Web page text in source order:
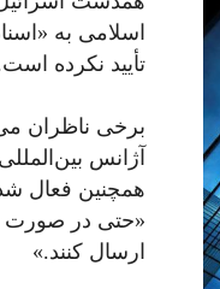
اسلامی به
تأیید نکرده
برخی ناظران
آژانس
همچنین فعال
«حتی در صورت
ارسال کنند.»